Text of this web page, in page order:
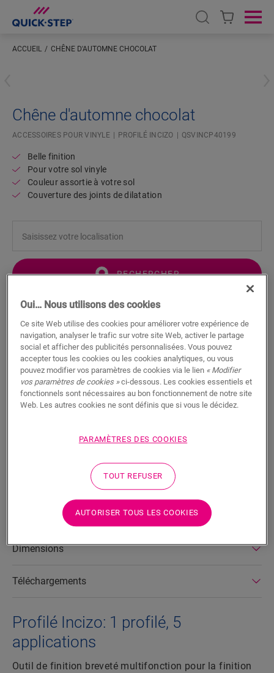
Open search
ACCUEIL CHÊNE D'AUTOMNE CHOCOLAT
Chêne d'automne chocolat
ACCESSOIRES POUR VINYLE PROFILÉ INCIZO QSVINCP40199
Belle finition
Pour votre sol vinyle
Couleur assortie à votre sol
Couverture des joints de dilatation
RECHERCHER
Fonctionnalités du produit
Ce profilé unique offre de multiples solutions pour parachever
votre sol, comme une transition entre des sols différents ou
une finition au niveau d’un mur ou d’une baie vitrée. Il suffit de
découper le profilé Incizo à la forme désirée à l’aide du cutter
Incizo fourni. Le profilé est parfaitement assorti à la couleur
de votre sol. Un paquet contient un profilé Incizo, un cutter
Incizo et un rail en plastique. Pour une finition résistante à
l’associer à la bande de mousse et à l’Hydrokit. Avec le profilé
hauteurs 2 : relier deux sols de même hauteur 3 : finir votre sol
le long des murs ou des baies vitrées 4 : créer une jolie
transition entre votre sol stratifié et les autres types de sol 5 :
réaliser la finition de vos escaliers et marches
Dimensions
Téléchargements
Profilé Incizo: 1 profilé, 5
applications
Outil de finition breveté multifonction pour la finition
Oui… Nous utilisons des cookies
Ce site Web utilise des cookies pour améliorer votre expérience de
navigation, analyser le trafic sur votre site Web, activer le partage
social et afficher des publicités personnalisées. Vous pouvez
accepter tous les cookies ou les cookies analytiques, ou vous
pouvez modifier vos paramètres de cookies via le lien « Modifier
vos paramètres de cookies »ci-dessous. Les cookies essentiels et
fonctionnels sont nécessaires au bon fonctionnement de notre site
Web. Les autres cookies ne sont définis que si vous le décidez.
PARAMÈTRES DES COOKIES
TOUT REFUSER
AUTORISER TOUS LES COOKIES